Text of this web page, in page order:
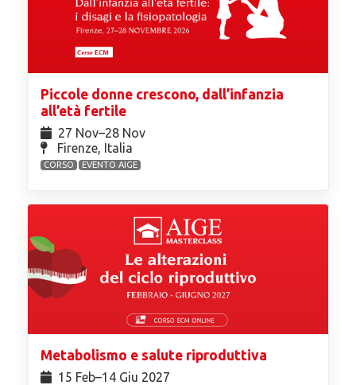
Piccole donne crescono, dall’infanzia
all’età fertile
27 Nov⁠–28 Nov
Firenze, Italia
CORSO EVENTO AIGE
Metabolismo e salute riproduttiva
15 Feb⁠–14 Giu 2027